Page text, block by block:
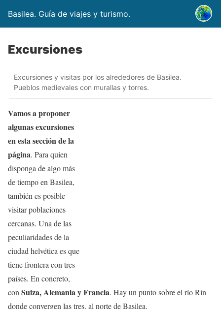
Basilea. Guía de viajes y turismo.
Excursiones
Excursiones y visitas por los alrededores de Basilea.
Pueblos medievales con murallas y torres.
Vamos a proponer
algunas excursiones
en esta sección de la
página. Para quien
disponga de algo más
de tiempo en Basilea,
también es posible
visitar poblaciones
cercanas. Una de las
peculiaridades de la
ciudad helvética es que
tiene frontera con tres
países. En concreto,
con Suiza, Alemania y Francia. Hay un punto sobre el río Rin
donde convergen las tres, al norte de Basilea.